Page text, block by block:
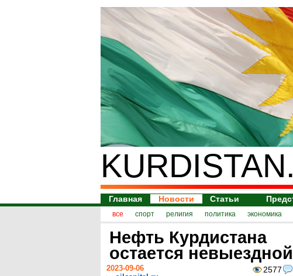
Главная Новости Статьи
все спорт религия политика экономика
Нефть Курдистана
остается невыездной
2577
2023-09-06